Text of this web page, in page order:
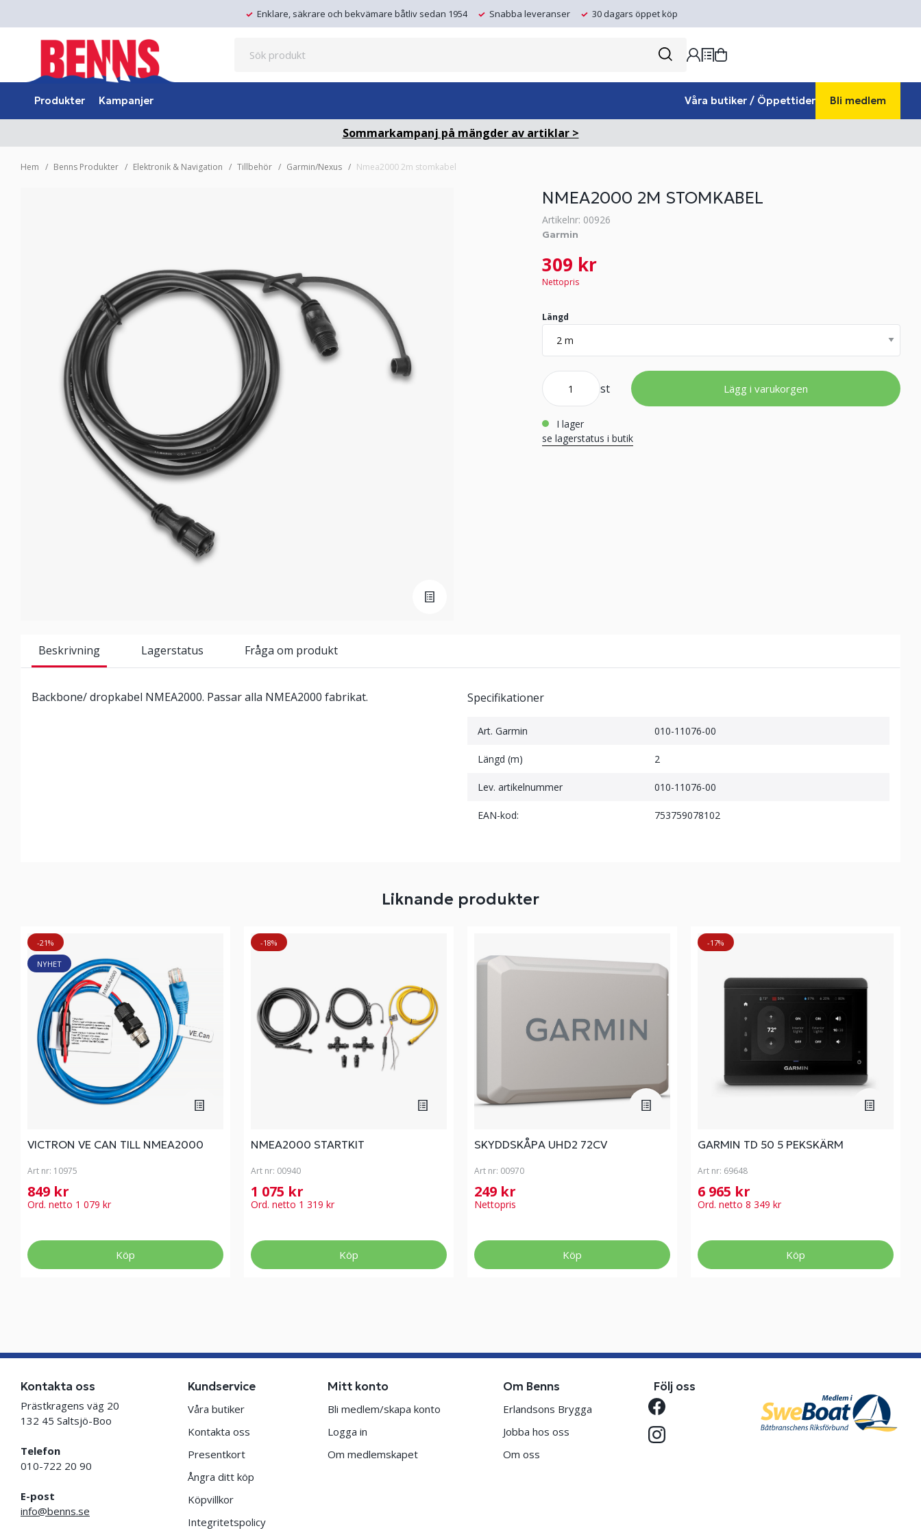
Enklare, säkrare och bekvämare båtliv sedan 1954 Snabba leveranser 30 dagars öppet köp
Produkter Kampanjer Våra butiker / Öppettider Bli medlem
Sommarkampanj på mängder av artiklar >
Hem Benns Produkter Elektronik & Navigation Tillbehör Garmin/Nexus Nmea2000 2m stomkabel
NMEA2000 2M STOMKABEL
Artikelnr: 00926
Garmin
309 kr
Nettopris
Längd
st Lägg i varukorgen
i lager
se lagerstatus i butik
Beskrivning Lagerstatus Fråga om produkt
Backbone/ dropkabel NMEA2000. Passar alla NMEA2000 fabrikat. Specifikationer
Art. Garmin 010-11076-00
Längd (m) 2
Lev. artikelnummer 010-11076-00
EAN-kod: 753759078102
Liknande produkter
-21%
NYHET
VICTRON VE CAN TILL NMEA2000
Art nr: 10975
849 kr
Ord. netto 1 079 kr
Köp
-18%
NMEA2000 STARTKIT
Art nr: 00940
1 075 kr
Ord. netto 1 319 kr
Köp
SKYDDSKÅPA UHD2 72CV
Art nr: 00970
249 kr
Nettopris
Köp
-17%
GARMIN TD 50 5 PEKSKÄRM
Art nr: 69648
6 965 kr
Ord. netto 8 349 kr
Köp
Kontakta oss
Prästkragens väg 20
132 45 Saltsjö-Boo
Telefon
010-722 20 90
E-post
info@benns.se
Kundservice
Våra butiker
Kontakta oss
Presentkort
Ångra ditt köp
Köpvillkor
Integritetspolicy
Mitt konto
Bli medlem/skapa konto
Logga in
Om medlemskapet
Om Benns
Erlandsons Brygga
Jobba hos oss
Om oss
Följ oss